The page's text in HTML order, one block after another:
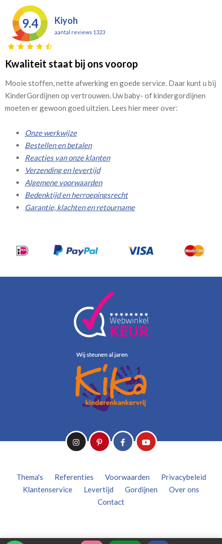
9.4 Kiyoh
aantal reviews 1323
Kwaliteit staat bij ons voorop
Mooie stoffen, nette afwerking en goede service. Daar kunt u bij
KinderGordijnen op vertrouwen. Uw baby- of kindergordijnen
moeten er gewoon goed uitzien. Lees hier meer over:
Onze werkwijze
Bestellen en betalen
Reacties van onze klanten
Verzending en levertijd
Algemene voorwaarden
Bedenktijd en herroepingsrecht
Garantie, klachten en retourname
Thema's Referenties Voorwaarden
Privacybeleid
Klantenservice
Levertijd Gordijnen
Over ons
Contact